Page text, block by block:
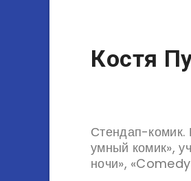
Костя
Стендап-
умный комик»,
ночи»,